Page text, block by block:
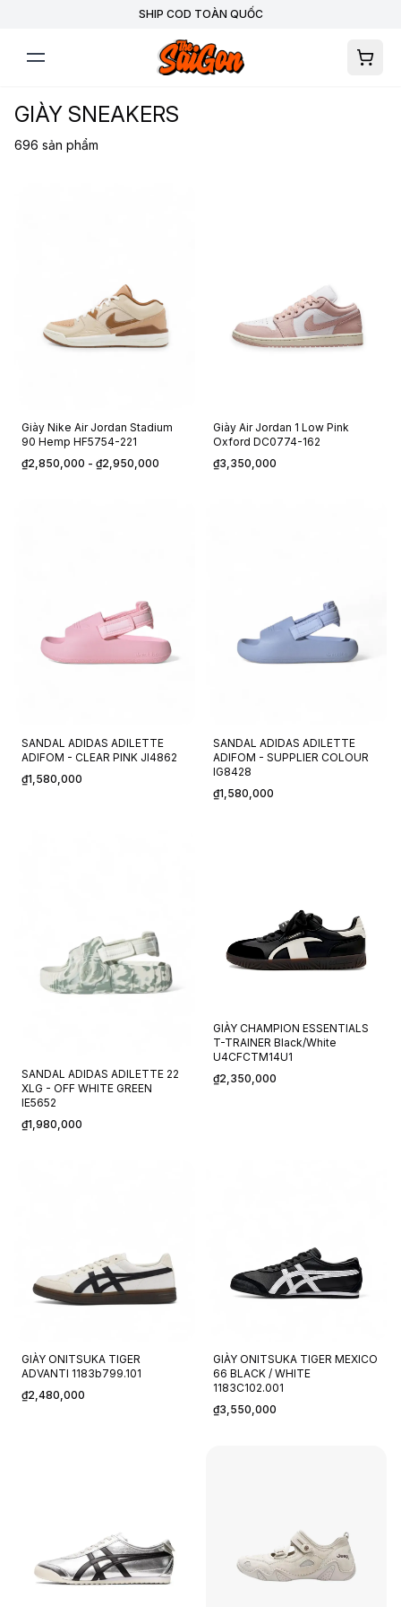
SHIP COD TOÀN QUỐC
GIÀY SNEAKERS
696 sản phẩm
Giày Nike Air Jordan Stadium
90 Hemp HF5754-221
₫2,850,000 - ₫2,950,000
Giày Air Jordan 1 Low Pink
Oxford DC0774-162
₫3,350,000
SANDAL ADIDAS ADILETTE
ADIFOM - CLEAR PINK JI4862
₫1,580,000
SANDAL ADIDAS ADILETTE
ADIFOM - SUPPLIER COLOUR
IG8428
₫1,580,000
SANDAL ADIDAS ADILETTE 22
XLG - OFF WHITE GREEN
IE5652
₫1,980,000
GIÀY CHAMPION ESSENTIALS
T-TRAINER Black/White
U4CFCTM14U1
₫2,350,000
GIÀY ONITSUKA TIGER
ADVANTI 1183b799.101
₫2,480,000
GIÀY ONITSUKA TIGER MEXICO
66 BLACK / WHITE
1183C102.001
₫3,550,000